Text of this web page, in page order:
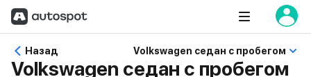
Назад Volkswagen седан с пробегом
Volkswagen седан с пробегом